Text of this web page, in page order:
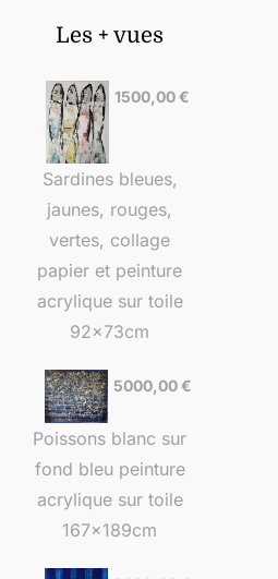
Les + vues
Sardines bleues,
jaunes, rouges,
vertes, collage
papier et peinture
acrylique sur toile
92x73cm
1500,00€
Poissons blanc sur
fond bleu peinture
acrylique sur toile
167x189cm
5000,00€